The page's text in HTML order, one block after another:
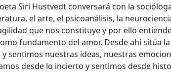
Siri Hustvedt conversará con la
el arte, el psicoanálisis, la
que nos constituye y por ello
fundamento del amor. Desde ahí sitúa
sentimos nuestras ideas, nuestras
desde lo incierto y sentimos desde